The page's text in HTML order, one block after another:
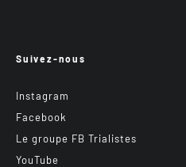
Suivez-nous
Instagram
Facebook
Le groupe FB Trialistes
YouTube